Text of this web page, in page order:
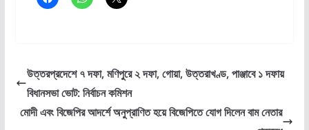
উত্তরপ্রদেশে ৭ দফা, মণিপুরে ২ দফা, গোয়া, উত্তরাখণ্ড, পাঞ্জাবে ১ দফায়
বিধানসভা ভোট: নির্বাচন কমিশন
মোদী এবং বিজেপির আদর্শে অনুপ্রাণিত হয়ে বিজেপিতে যোগ দিলেন বাম নেতার